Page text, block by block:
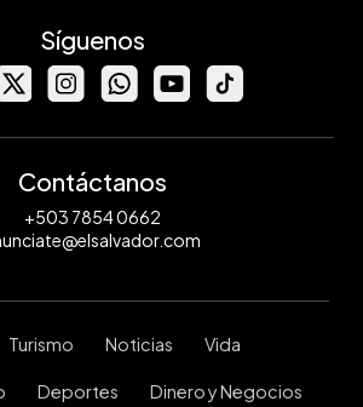
Síguenos
Contáctanos
+503 7854 0662
Turismo Noticias Vida
Deportes Dinero y Negocios